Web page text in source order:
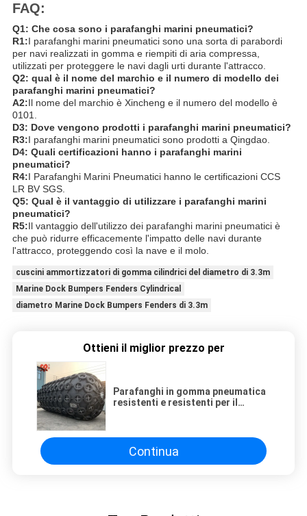
FAQ:
Q1: Che cosa sono i parafanghi marini pneumatici?
R1:I parafanghi marini pneumatici sono una sorta di parabordi
per navi realizzati in gomma e riempiti di aria compressa,
utilizzati per proteggere le navi dagli urti durante l'attracco.
Q2: qual è il nome del marchio e il numero di modello dei
parafanghi marini pneumatici?
A2:Il nome del marchio è Xincheng e il numero del modello è
0101.
D3: Dove vengono prodotti i parafanghi marini pneumatici?
R3:I parafanghi marini pneumatici sono prodotti a Qingdao.
D4: Quali certificazioni hanno i parafanghi marini
pneumatici?
R4:I Parafanghi Marini Pneumatici hanno le certificazioni CCS
LR BV SGS.
Q5: Qual è il vantaggio di utilizzare i parafanghi marini
pneumatici?
R5:Il vantaggio dell'utilizzo dei parafanghi marini pneumatici è
che può ridurre efficacemente l'impatto delle navi durante
l'attracco, proteggendo così la nave e il molo.
cuscini ammortizzatori di gomma cilindrici del diametro di 3.3m
Marine Dock Bumpers Fenders Cylindrical
diametro Marine Dock Bumpers Fenders di 3.3m
Ottieni il miglior prezzo per
Parafanghi in gomma pneumatica
resistenti e resistenti per il
Continua